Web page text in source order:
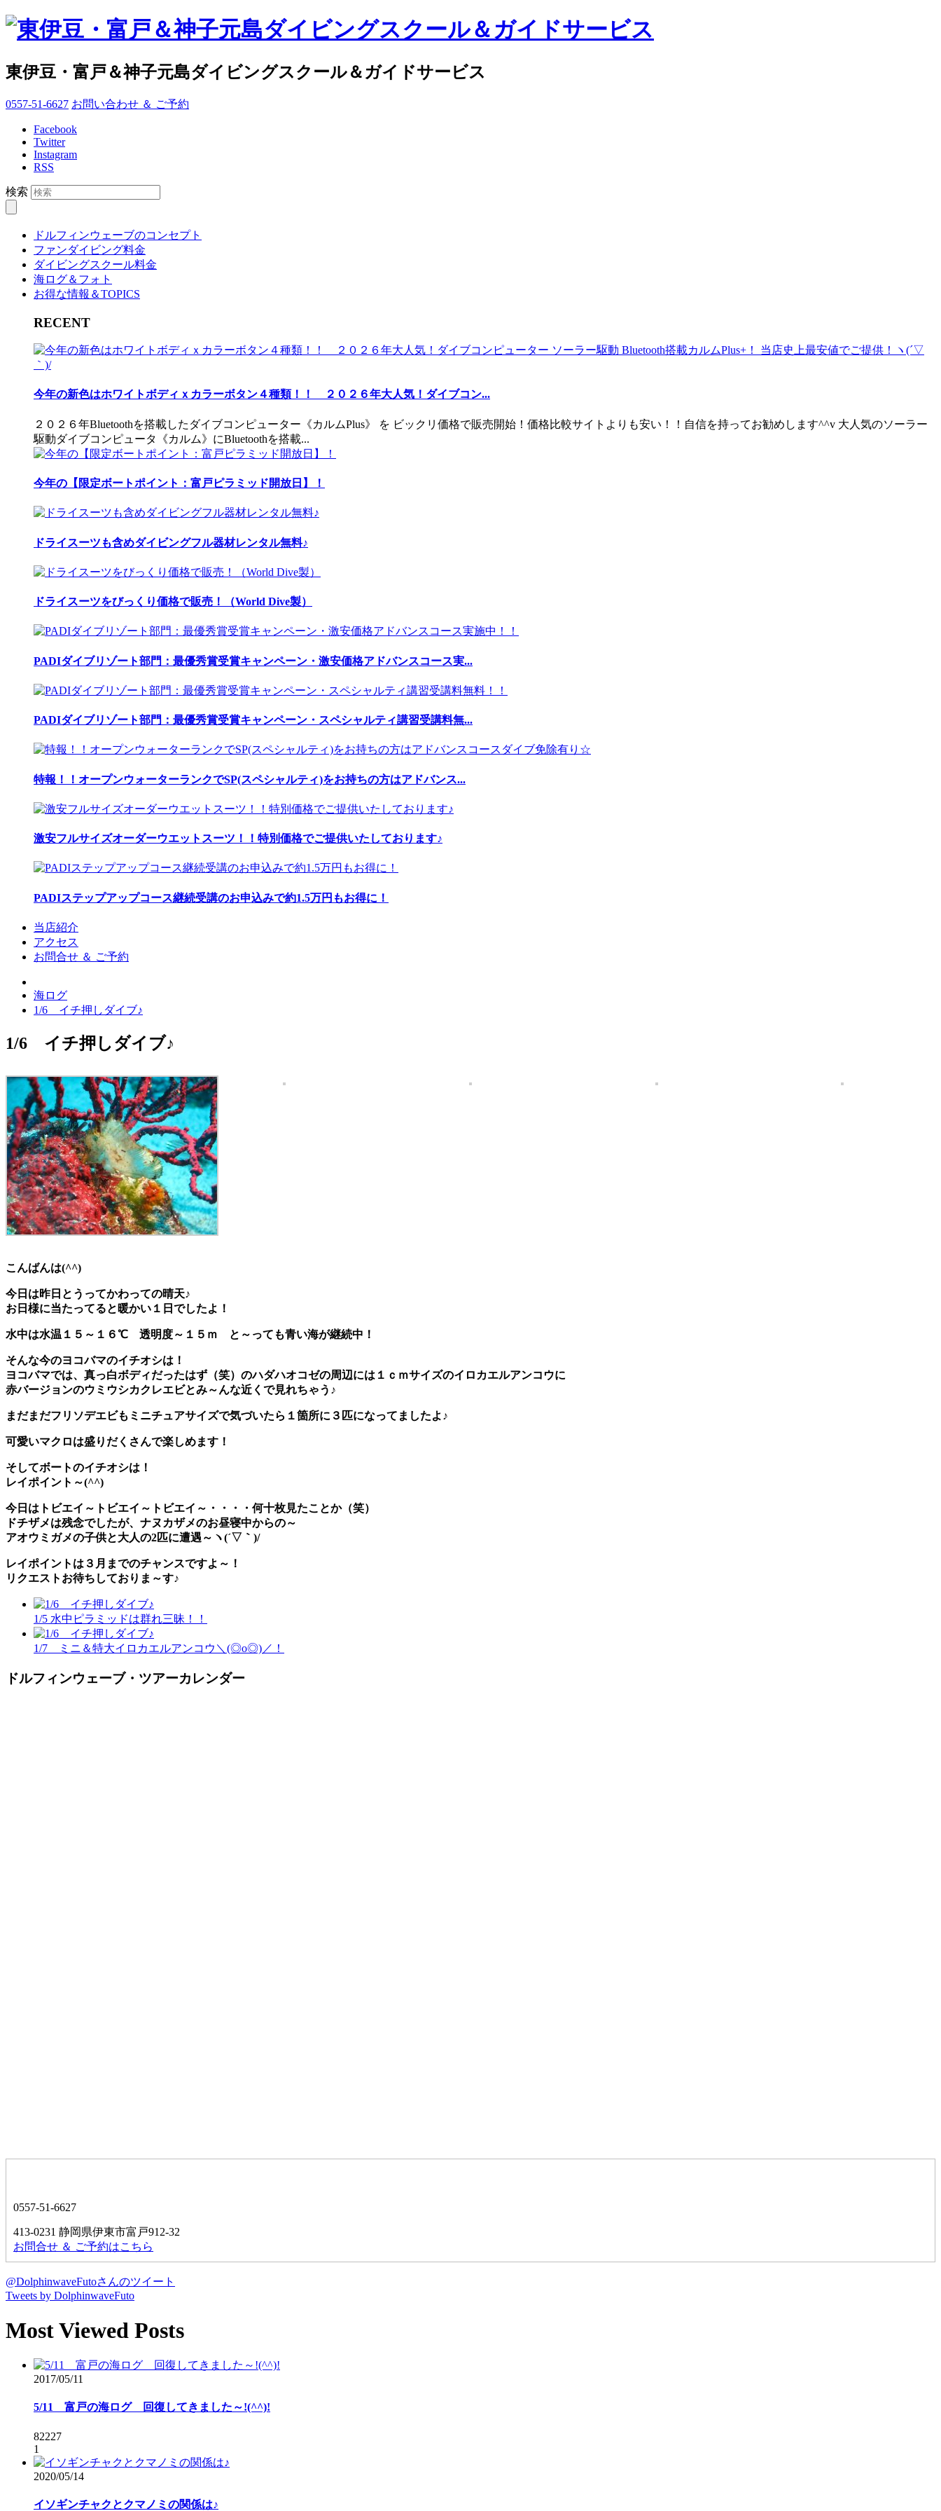
東伊豆・富戸＆神子元島ダイビングスクール＆ガイドサービス
0557-51-6627 お問い合わせ ＆ ご予約
Facebook
Twitter
Instagram
RSS
検索
ドルフィンウェーブのコンセプト
ファンダイビング料金
ダイビングスクール料金
海ログ＆フォト
お得な情報＆TOPICS
RECENT
今年の新色はホワイトボディｘカラーボタン４種類！！ ２０２６年大人気！ダイブコン...
２０２６年Bluetoothを搭載したダイブコンピューター《カルムPlus》 を ビックリ価格で販売開始！価格比較サイトよりも安い！！自信を持ってお勧めします^^v 大人気のソーラー
駆動ダイブコンピュータ《カルム》にBluetoothを搭載...
今年の【限定ボートポイント：富戸ピラミッド開放日】！
ドライスーツも含めダイビングフル器材レンタル無料♪
ドライスーツをびっくり価格で販売！（World Dive製）
PADIダイブリゾート部門：最優秀賞受賞キャンペーン・激安価格アドバンスコース実...
PADIダイブリゾート部門：最優秀賞受賞キャンペーン・スペシャルティ講習受講料無...
特報！！オープンウォーターランクでSP(スペシャルティ)をお持ちの方はアドバンス...
激安フルサイズオーダーウエットスーツ！！特別価格でご提供いたしております♪
PADIステップアップコース継続受講のお申込みで約1.5万円もお得に！
当店紹介
アクセス
お問合せ ＆ ご予約
海ログ
1/6 イチ押しダイブ♪
1/6 イチ押しダイブ♪
こんばんは(^^)
今日は昨日とうってかわっての晴天♪
お日様に当たってると暖かい１日でしたよ！
水中は水温１５～１６℃ 透明度～１５ｍ と～っても青い海が継続中！
そんな今のヨコバマのイチオシは！
ヨコバマでは、真っ白ボディだったはず（笑）のハダハオコゼの周辺には１ｃｍサイズのイロカエルアンコウに
赤バージョンのウミウシカクレエビとみ～んな近くで見れちゃう♪
まだまだフリソデエビもミニチュアサイズで気づいたら１箇所に３匹になってましたよ♪
可愛いマクロは盛りだくさんで楽しめます！
そしてボートのイチオシは！
レイポイント～(^^)
今日はトビエイ～トビエイ～トビエイ～・・・・何十枚見たことか（笑）
ドチザメは残念でしたが、ナヌカザメのお昼寝中からの～
アオウミガメの子供と大人の2匹に遭遇～ヽ(´▽｀)/
レイポイントは３月までのチャンスですよ～！
リクエストお待ちしておりま～す♪
1/5 水中ピラミッドは群れ三昧！！
1/7 ミニ＆特大イロカエルアンコウ＼(◎o◎)／！
ドルフィンウェーブ・ツアーカレンダー
0557-51-6627
413-0231 静岡県伊東市富戸912-32
お問合せ ＆ ご予約はこちら
@DolphinwaveFutoさんのツイート
Tweets by DolphinwaveFuto
Most Viewed Posts
2017/05/11
5/11 富戸の海ログ 回復してきました～!(^^)!
82227
1
2020/05/14
イソギンチャクとクマノミの関係は♪